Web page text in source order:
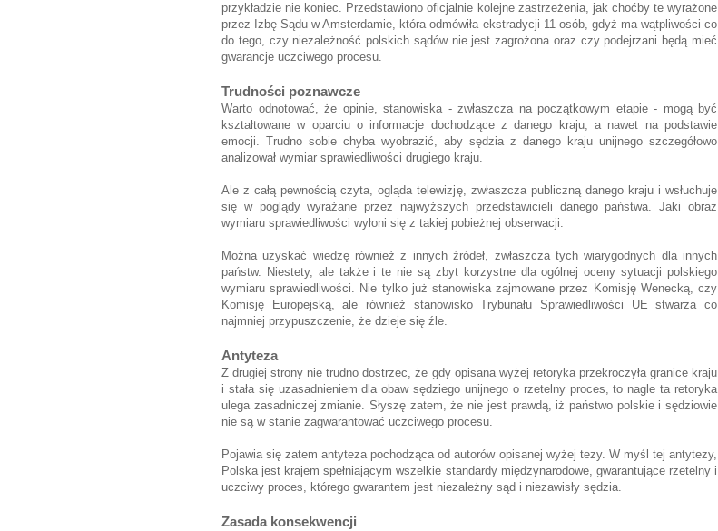
przykładzie nie koniec. Przedstawiono oficjalnie kolejne zastrzeżenia, jak choćby te wyrażone
przez Izbę Sądu w Amsterdamie, która odmówiła ekstradycji 11 osób, gdyż ma wątpliwości co
do tego, czy niezależność polskich sądów nie jest zagrożona oraz czy podejrzani będą mieć
gwarancje uczciwego procesu.
Trudności poznawcze
Warto odnotować, że opinie, stanowiska - zwłaszcza na początkowym etapie - mogą być
kształtowane w oparciu o informacje dochodzące z danego kraju, a nawet na podstawie
emocji. Trudno sobie chyba wyobrazić, aby sędzia z danego kraju unijnego szczegółowo
analizował wymiar sprawiedliwości drugiego kraju.
Ale z całą pewnością czyta, ogląda telewizję, zwłaszcza publiczną danego kraju i wsłuchuje
się w poglądy wyrażane przez najwyższych przedstawicieli danego państwa. Jaki obraz
wymiaru sprawiedliwości wyłoni się z takiej pobieżnej obserwacji.
Można uzyskać wiedzę również z innych źródeł, zwłaszcza tych wiarygodnych dla innych
państw. Niestety, ale także i te nie są zbyt korzystne dla ogólnej oceny sytuacji polskiego
wymiaru sprawiedliwości. Nie tylko już stanowiska zajmowane przez Komisję Wenecką, czy
Komisję Europejską, ale również stanowisko Trybunału Sprawiedliwości UE stwarza co
najmniej przypuszczenie, że dzieje się źle.
Antyteza
Z drugiej strony nie trudno dostrzec, że gdy opisana wyżej retoryka przekroczyła granice kraju
i stała się uzasadnieniem dla obaw sędziego unijnego o rzetelny proces, to nagle ta retoryka
ulega zasadniczej zmianie. Słyszę zatem, że nie jest prawdą, iż państwo polskie i sędziowie
nie są w stanie zagwarantować uczciwego procesu.
Pojawia się zatem antyteza pochodząca od autorów opisanej wyżej tezy. W myśl tej antytezy,
Polska jest krajem spełniającym wszelkie standardy międzynarodowe, gwarantujące rzetelny i
uczciwy proces, którego gwarantem jest niezależny sąd i niezawisły sędzia.
Zasada konsekwencji